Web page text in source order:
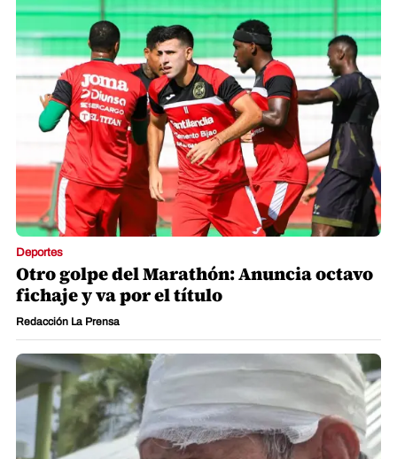
Deportes
Otro golpe del Marathón: Anuncia octavo
fichaje y va por el título
Redacción La Prensa